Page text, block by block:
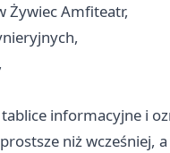
ŻywiecAmfiteatr,
informacyjne i
niż wcześniej,